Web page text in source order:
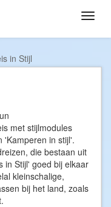
in Stijl
met stijlmodules
'Kamperen in stijl'.
die bestaan uit
in Stijl' goed bij elkaar
kleinschalige,
bij het land, zoals